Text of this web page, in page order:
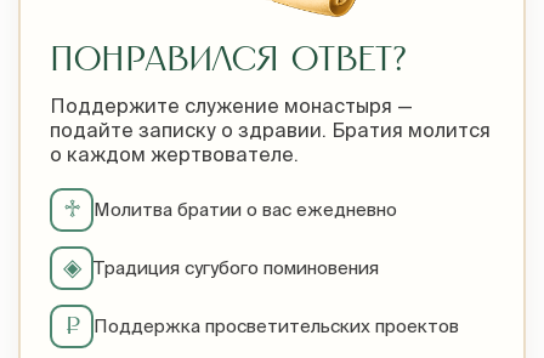
ПОНРАВИЛСЯ ОТВЕТ?
Поддержите служение монастыря —
подайте записку о здравии. Братия молится
о каждом жертвователе.
♱ Молитва братии о вас ежедневно
◈ Традиция сугубого поминовения
₽ Поддержка просветительских проектов